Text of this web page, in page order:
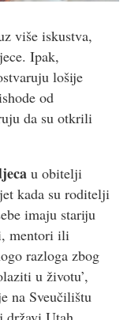
više iskustva,
Ipak,
lošije
od
da su otkrili
u obitelji
kada su roditelji
imaju stariju
mentori ili
razloga zbog
u životu’,
na Sveučilištu